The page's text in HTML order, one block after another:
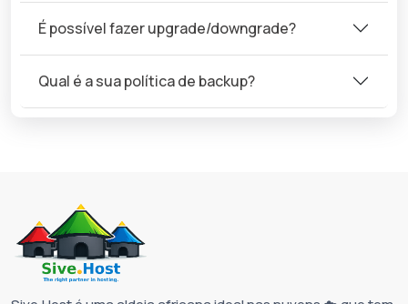
É possível fazer upgrade/downgrade?
Qual é a sua política de backup?